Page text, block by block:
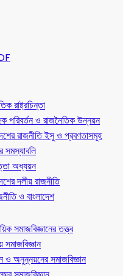
রাষ্ট্রচিন্তা
পরিবর্তন ও রাজনৈতিক উন্নয়ন
রাজনীতি ইসু ও প্রবণতাসমূহ
সমস্যাবলি
অধ্যয়ন
দলীয় রাজনীতি
ও বাংলাদেশ
সমাজবিজ্ঞানের তত্ত্ব
সমাজবিজ্ঞান
ও অনুন্নয়নের সমাজবিজ্ঞান